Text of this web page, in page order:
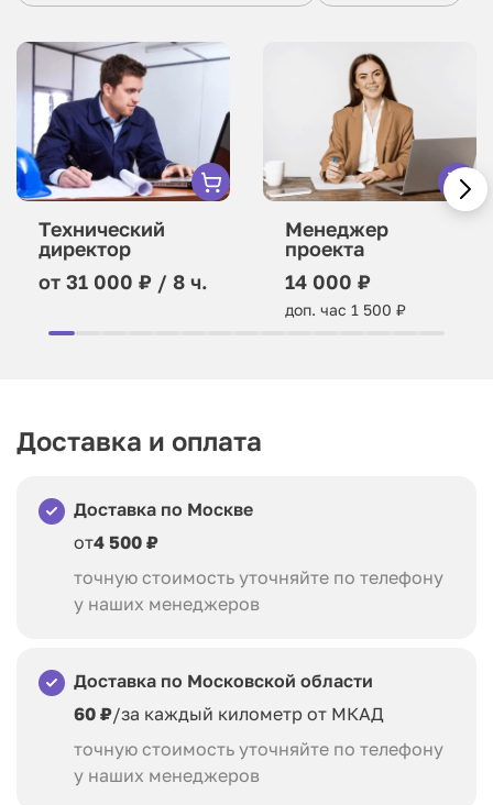
Технический
директор
от 31 000 ₽ / 8 ч.
Менеджер
проекта
14 000 ₽
доп. час 1 500 ₽
Доставка и оплата
Доставка по Москве
от4 500 ₽
точную стоимость уточняйте по телефону
у наших менеджеров
Доставка по Московской области
60 ₽/за каждый километр от МКАД
точную стоимость уточняйте по телефону
у наших менеджеров